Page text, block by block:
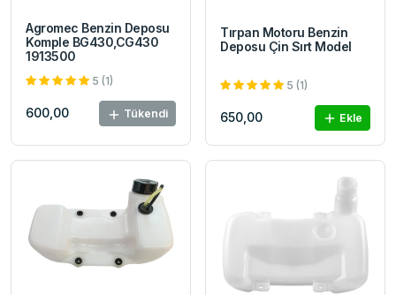
Agromec Benzin Deposu
Komple BG430,CG430
1913500
5 (1)
600,00 Tükendi
Tırpan Motoru Benzin
Deposu Çin Sırt Model
5 (1)
650,00 Ekle